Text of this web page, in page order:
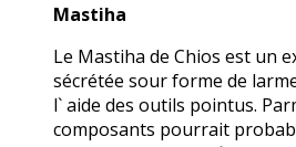
Mastiha
Le Mastiha de Chios est un
sécrétée sour forme de
l` aide des outils pointus.
composants pourrait